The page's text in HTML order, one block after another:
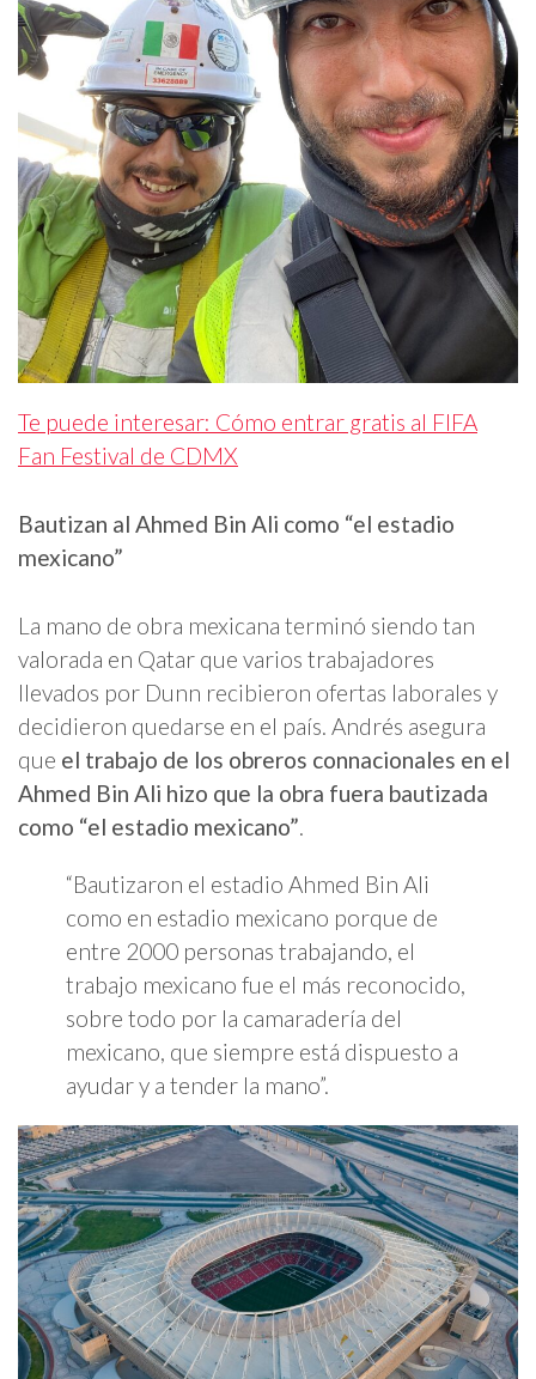
Te puede interesar: Cómo entrar gratis al FIFA
Fan Festival de CDMX
Bautizan al Ahmed Bin Ali como “el estadio
mexicano”
La mano de obra mexicana terminó siendo tan
valorada en Qatar que varios trabajadores
llevados por Dunn recibieron ofertas laborales y
decidieron quedarse en el país. Andrés asegura
que el trabajo de los obreros connacionales en el
Ahmed Bin Ali hizo que la obra fuera bautizada
como “el estadio mexicano”.
“Bautizaron el estadio Ahmed Bin Ali
como en estadio mexicano porque de
entre 2000 personas trabajando, el
trabajo mexicano fue el más reconocido,
sobre todo por la camaradería del
mexicano, que siempre está dispuesto a
ayudar y a tender la mano”.